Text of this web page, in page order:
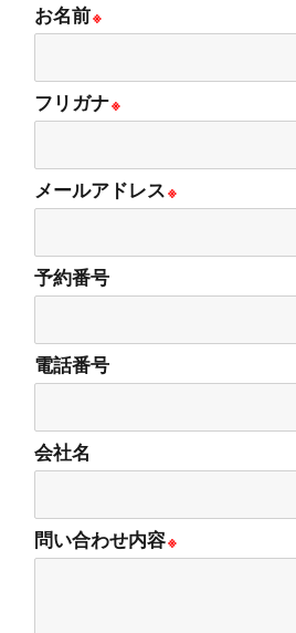
お名前※
フリガナ※
メールアドレス※
予約番号
電話番号
会社名
問い合わせ内容※